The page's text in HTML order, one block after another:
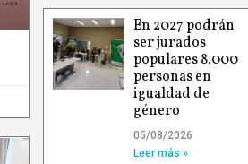
En 2027 podrán
ser jurados
populares 8.000
personas en
igualdad de
género
05/08/2026
Leer más »